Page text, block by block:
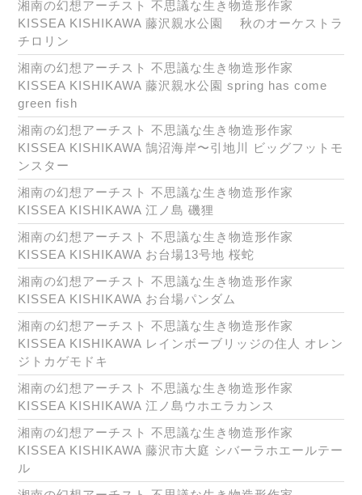
湘南の幻想アーチスト 不思議な生き物造形作家
KISSEA KISHIKAWA 藤沢親水公園 秋のオーケストラ
チロリン
湘南の幻想アーチスト 不思議な生き物造形作家
KISSEA KISHIKAWA 藤沢親水公園 spring has come
green fish
湘南の幻想アーチスト 不思議な生き物造形作家
KISSEA KISHIKAWA 鵠沼海岸〜引地川 ビッグフットモ
ンスター
湘南の幻想アーチスト 不思議な生き物造形作家
KISSEA KISHIKAWA 江ノ島 磯狸
湘南の幻想アーチスト 不思議な生き物造形作家
KISSEA KISHIKAWA お台場13号地 桜蛇
湘南の幻想アーチスト 不思議な生き物造形作家
KISSEA KISHIKAWA お台場パンダム
湘南の幻想アーチスト 不思議な生き物造形作家
KISSEA KISHIKAWA レインボーブリッジの住人 オレン
ジトカゲモドキ
湘南の幻想アーチスト 不思議な生き物造形作家
KISSEA KISHIKAWA 江ノ島ウホエラカンス
湘南の幻想アーチスト 不思議な生き物造形作家
KISSEA KISHIKAWA 藤沢市大庭 シバーラホエールテー
ル